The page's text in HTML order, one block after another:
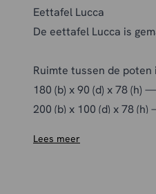
Eettafel Lucca
De eettafel Lucca is
Ruimte tussen de
180 (b) x 90 (d) x 78
200 (b) x 100 (d) x 78
240 (b) x 100 (d) x 78
Ruimte tussen de
Lees meer